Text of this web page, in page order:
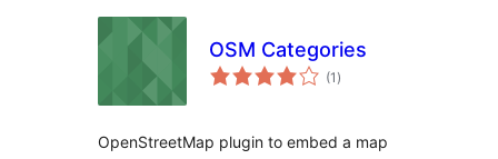
OSM Categories
(1 कुल
रेटिङ्गहरू
)
OpenStreetMap plugin to embed a map